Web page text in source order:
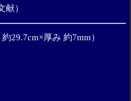
献）
29.7cm×厚み 約7mm）